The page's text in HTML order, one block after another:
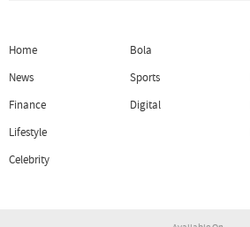
Home
News
Finance
Lifestyle
Celebrity
Bola
Sports
Digital